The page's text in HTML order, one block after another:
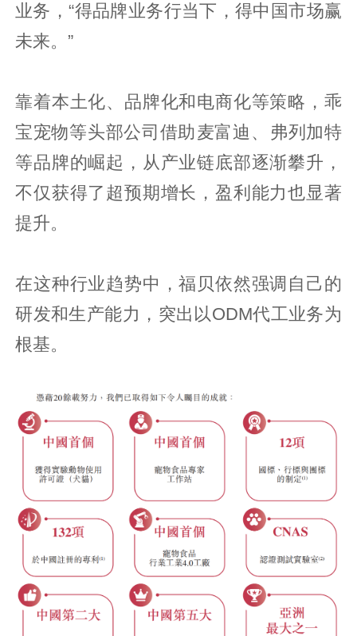
业务，“得品牌业务行当下，得中国市场赢
未来。”
靠着本土化、品牌化和电商化等策略，乖
宝宠物等头部公司借助‌麦富迪‌、‌弗列加特
等品牌的崛起，从产业链底部逐渐攀升，
不仅获得了超预期增长，盈利能力也显著
提升。
在这种行业趋势中，福贝依然强调自己的
研发和生产能力，突出以ODM代工业务为
根基。